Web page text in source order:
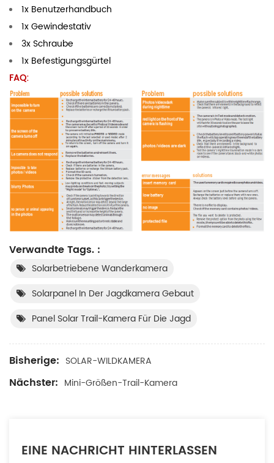
1x Benutzerhandbuch
1x Gewindestativ
3x Schraube
1x Befestigungsgürtel
FAQ:
Verwandte Tags. :
Solarbetriebene Wanderkamera
Solarpanel In Der Jagdkamera Gebaut
Panel Solar Trail-Kamera Für Die Jagd
Bisherige: SOLAR-WILDKAMERA
Nächster: Mini-Größen-Trail-Kamera
EINE NACHRICHT HINTERLASSEN